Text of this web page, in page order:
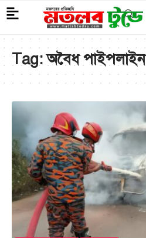
Tag:অবৈধ পাইপলাইন